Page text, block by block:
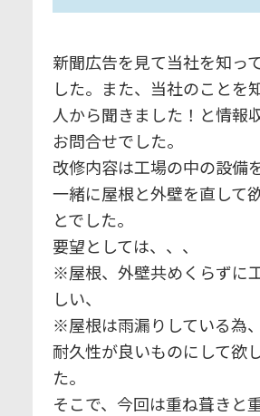
新聞広告を見て当社を知っ
した。また、当社のことを
人から聞きました！と情報
お問合せでした。
改修内容は工場の中の設備
一緒に屋根と外壁を直して
とでした。
要望としては、、、
※屋根、外壁共めくらずに
しい、
※屋根は雨漏りしている為
耐久性が良いものにして欲
た。
そこで、今回は重ね葺きと